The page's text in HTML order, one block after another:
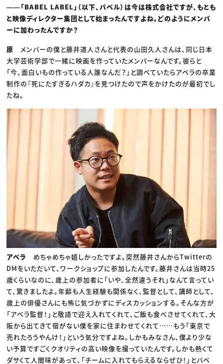
――「BABEL LABEL」（以下、バベル）は今は株式会社ですが、もとも
と映像ディレクター集団として始まったんですよね。どのようにメンバ
ーに加わったんですか？
原 メンバーの僕と藤井道人さんと代表の山田久人さんは、同じ日本
大学芸術学部で一緒に映画を作っていたメンバーなんです。彼らと
「今、面白いもの作っている人誰なんだ？」と調べていたらアベラの卒業
制作の『死にたすぎるハダカ』を見つけたので声をかけたのが最初でし
たね。
アベラ
めちゃめちゃ嬉しかったですよ。突然藤井さんからTwitterの
DMをいただいて、ワークショップに参加したんです。藤井さんは当時25
歳くらいなのに、歳上の参加者に「いや、全然違うそれ」なんて言ってい
て、驚きましたよ。年齢も人生経験も関係なく、監督として、講師として、
歳上の俳優さんにも怖じ気づかずにディスカッションする。そんな方が
「アベラ監督！」と敬語で迎え入れてくれて、ご飯も食べさせてくれて、大
阪から出てきて宿がない僕を家に住まわせてくれて……もう「東京で
売れたろうやんけ！」という気分ですよね。しかもみなさん、僕より少な
い予算ですごくクオリティの高い映像を撮っていたんです。しかも熱くて
ダサくて人間味があって、「チームに入れてもらえるならぜひ！」とバベ